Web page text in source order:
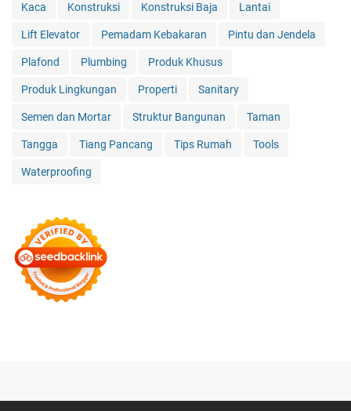
Kaca Konstruksi Konstruksi Baja Lantai
Lift Elevator Pemadam Kebakaran Pintu dan Jendela
Plafond Plumbing Produk Khusus
Produk Lingkungan Properti Sanitary
Semen dan Mortar Struktur Bangunan Taman
Tangga Tiang Pancang Tips Rumah Tools
Waterproofing